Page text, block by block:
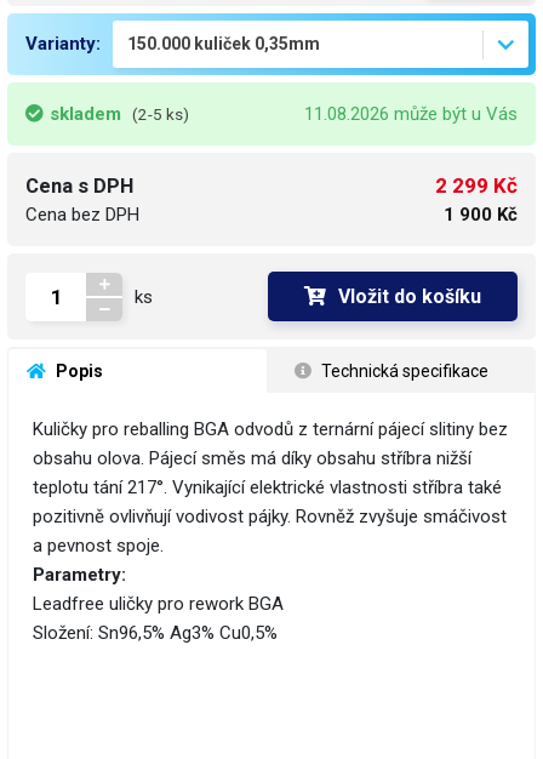
Varianty:
skladem (2-5 ks) 11.08.2026 může být u Vás
Cena s DPH
Cena bez DPH
2 299 Kč
1 900 Kč
ks Vložit do košíku
Popis Technická specifikace
Kuličky pro reballing BGA odvodů z ternární pájecí slitiny bez
obsahu olova. Pájecí směs má díky obsahu stříbra nižší
teplotu tání 217°. Vynikající elektrické vlastnosti stříbra také
pozitivně ovlivňují vodivost pájky. Rovněž zvyšuje smáčivost
a pevnost spoje.
Parametry:
Leadfree uličky pro rework BGA
Složení: Sn96,5% Ag3% Cu0,5%